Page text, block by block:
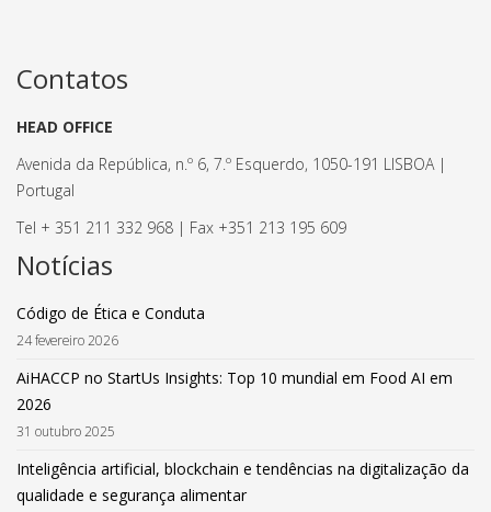
Contatos
HEAD OFFICE
Avenida da República, n.º 6, 7.º Esquerdo, 1050-191 LISBOA |
Portugal
Tel + 351 211 332 968 | Fax +351 213 195 609
Notícias
Código de Ética e Conduta
24 fevereiro 2026
AiHACCP no StartUs Insights: Top 10 mundial em Food AI em
2026
31 outubro 2025
Inteligência artificial, blockchain e tendências na digitalização da
qualidade e segurança alimentar